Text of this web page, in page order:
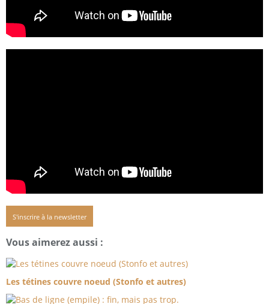
S'inscrire à la newsletter
Vous aimerez aussi :
Les tétines couvre noeud (Stonfo et autres)